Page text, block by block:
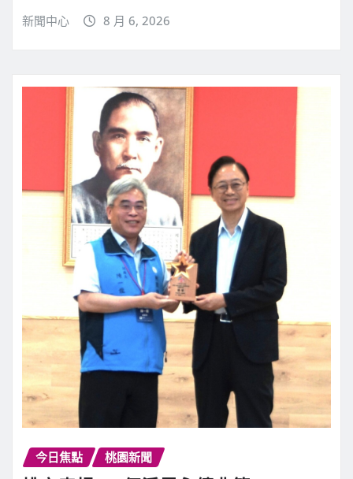
新聞中心 8 月 6, 2026
今日焦點 桃園新聞